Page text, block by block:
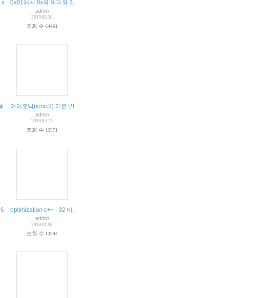
sockaddr_insockaddr_un 구조체 - 소켓 주소 정보
0x01에서 0x의 의미와 2, 16진수 사용이유
admin
2019.08.20
조회 수 64461
hybrid app개발 - ionic 설치
아이오닉(ionic3) 기본부터 하이브리드 앱 개발
admin
2019.04.17
조회 수 12571
비트 호환 포인터연산)
optimization c++ - 32 비트 루프 카운터를 64 비트로 대체하면 성능이 크게 저하됩니다.
admin
2019.01.06
조회 수 13594